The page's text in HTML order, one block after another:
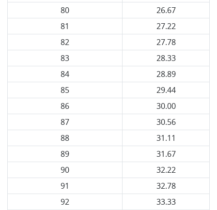
80
26.67
81
27.22
82
27.78
83
28.33
84
28.89
85
29.44
86
30.00
87
30.56
88
31.11
89
31.67
90
32.22
91
32.78
92
33.33